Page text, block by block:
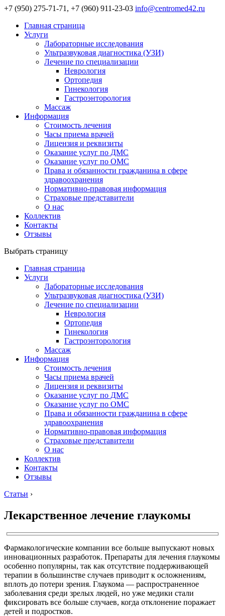
+7 (950) 275-71-71, +7 (960) 911-23-03 info@centromed42.ru
Главная страница
Услуги
Лабораторные исследования
Ультразвуковая диагностика (УЗИ)
Лечение по специализации
Неврология
Ортопедия
Гинекология
Гастроэнторология
Массаж
Информация
Стоимость лечения
Часы приема врачей
Лицензия и реквизиты
Оказание услуг по ДМС
Оказание услуг по ОМС
Права и обязанности гражданина в сфере
здравоохранения
Нормативно-правовая информация
Страховые представители
О нас
Коллектив
Контакты
Отзывы
Выбрать страницу
Главная страница
Услуги
Лабораторные исследования
Ультразвуковая диагностика (УЗИ)
Лечение по специализации
Неврология
Ортопедия
Гинекология
Гастроэнторология
Массаж
Информация
Стоимость лечения
Часы приема врачей
Лицензия и реквизиты
Оказание услуг по ДМС
Оказание услуг по ОМС
Права и обязанности гражданина в сфере
здравоохранения
Нормативно-правовая информация
Страховые представители
О нас
Коллектив
Контакты
Отзывы
Статьи ›
Лекарственное лечение глаукомы
Фармакологические компании все больше выпускают новых
инновационных разработок. Препараты для лечения глаукомы
особенно популярны, так как отсутствие поддерживающей
терапии в большинстве случаев приводит к осложнениям,
вплоть до потери зрения. Глаукома — распространенное
заболевания среди зрелых людей, но уже медики стали
фиксировать все больше случаев, когда отклонение поражает
детей и подростков.